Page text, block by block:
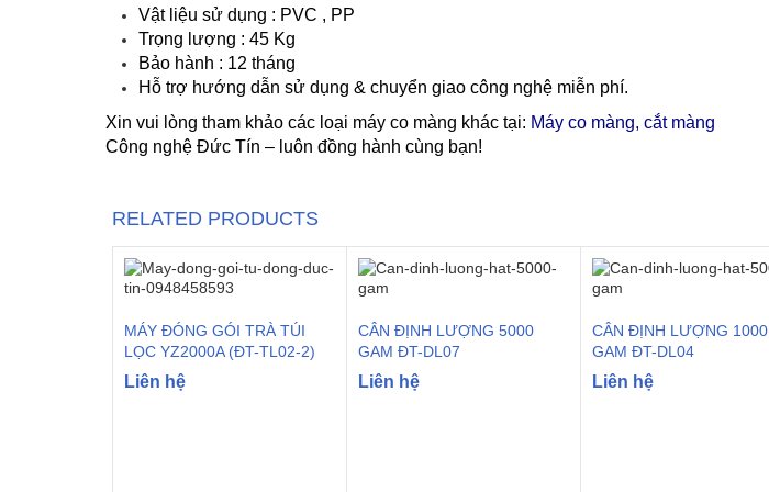
Vật liệu sử dụng : PVC , PP
Trọng lượng : 45 Kg
Bảo hành : 12 tháng
Hỗ trợ hướng dẫn sử dụng & chuyển giao công nghệ miễn phí.
Xin vui lòng tham khảo các loại máy co màng khác tại: Máy co màng, cắt màng
Công nghệ Đức Tín – luôn đồng hành cùng bạn!
RELATED PRODUCTS
MÁY ĐÓNG GÓI TRÀ TÚI
LỌC YZ2000A (ĐT-TL02-2)
Liên hệ
CÂN ĐỊNH LƯỢNG 5000
GAM ĐT-DL07
Liên hệ
CÂN ĐỊNH LƯỢNG 1000
GAM ĐT-DL04
Liên hệ